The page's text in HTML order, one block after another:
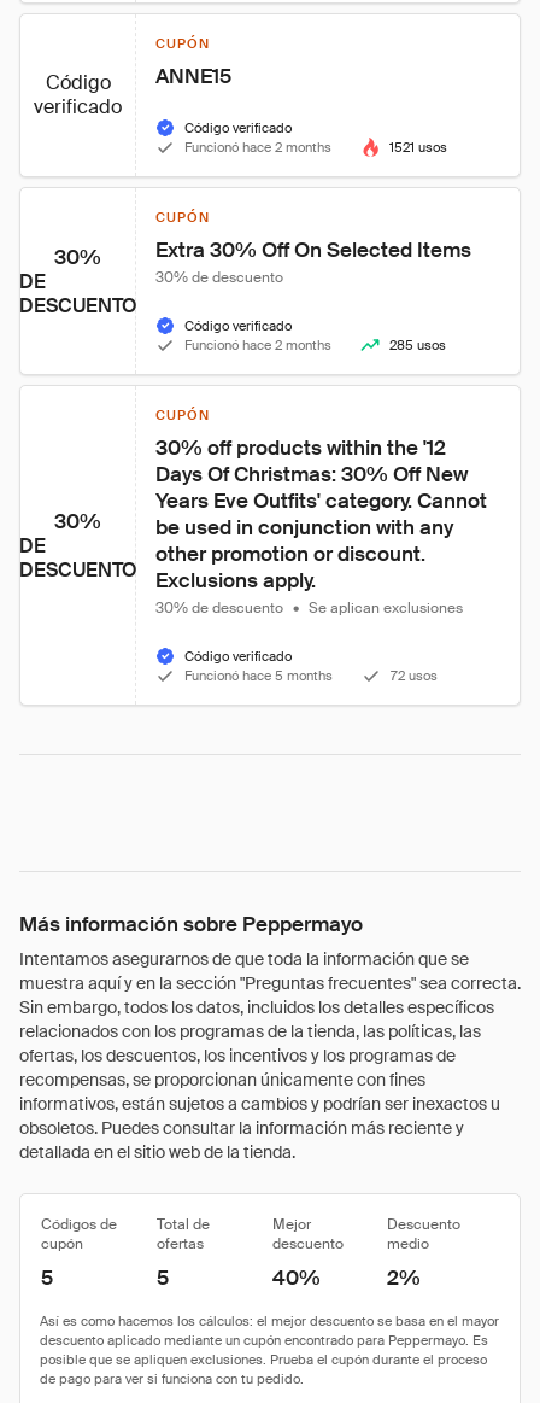
Código
verificado
CUPÓN
ANNE15
Código verificado
Funcionó hace 2 months
1521 usos
30%
DE
DESCUENTO
CUPÓN
Extra 30% Off On Selected Items
30% de descuento
Código verificado
Funcionó hace 2 months
285 usos
30%
DE
DESCUENTO
CUPÓN
30% off products within the '12
Days Of Christmas: 30% Off New
Years Eve Outfits' category. Cannot
be used in conjunction with any
other promotion or discount.
Exclusions apply.
30% de descuento • Se aplican exclusiones
Código verificado
Funcionó hace 5 months
72 usos
Más información sobre Peppermayo
Intentamos asegurarnos de que toda la información que se
muestra aquí y en la sección "Preguntas frecuentes" sea correcta.
Sin embargo, todos los datos, incluidos los detalles específicos
relacionados con los programas de la tienda, las políticas, las
ofertas, los descuentos, los incentivos y los programas de
recompensas, se proporcionan únicamente con fines
informativos, están sujetos a cambios y podrían ser inexactos u
obsoletos. Puedes consultar la información más reciente y
detallada en el sitio web de la tienda.
Códigos de
cupón
Total de
ofertas
Mejor
descuento
Descuento
medio
5 5 40% 2%